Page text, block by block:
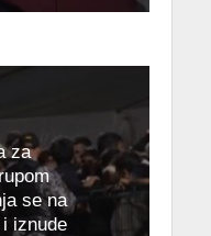
za
se na
iznude